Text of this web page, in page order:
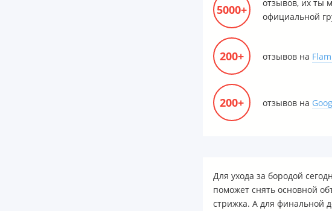
5000+
отзывов, их ты
официальной
200+ отзывов на
200+ отзывов на
Для ухода за бородой
поможет снять основной
стрижка. А для финальной